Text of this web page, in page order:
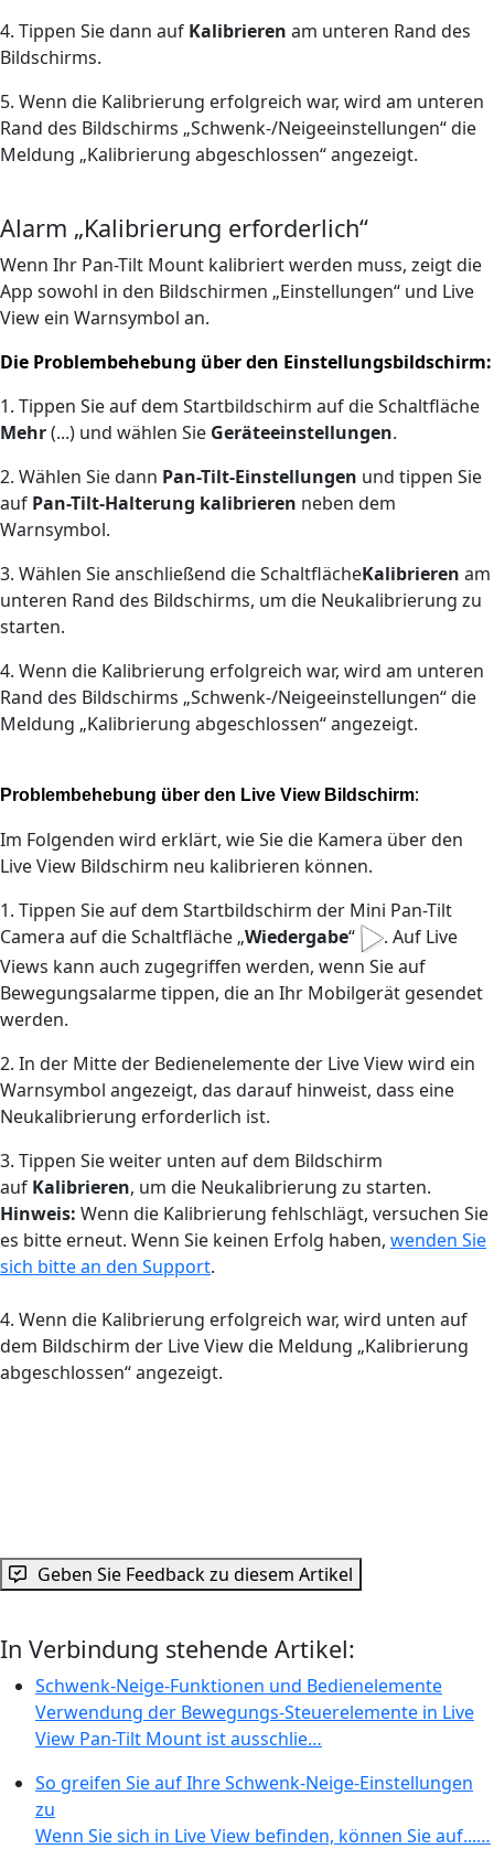
4. Tippen Sie dann auf Kalibrieren am unteren Rand des
Bildschirms.
5. Wenn die Kalibrierung erfolgreich war, wird am unteren
Rand des Bildschirms „Schwenk-/Neigeeinstellungen“ die
Meldung „Kalibrierung abgeschlossen“ angezeigt.
Alarm „Kalibrierung erforderlich“
Wenn Ihr Pan-Tilt Mount kalibriert werden muss, zeigt die
App sowohl in den Bildschirmen „Einstellungen“ und Live
View ein Warnsymbol an.
Die Problembehebung über den Einstellungsbildschirm:
1. Tippen Sie auf dem Startbildschirm auf die Schaltfläche
Mehr(...) und wählen Sie Geräteeinstellungen.
2. Wählen Sie dann Pan-Tilt-Einstellungen und tippen Sie
auf Pan-Tilt-Halterung kalibrieren neben dem
Warnsymbol.
3. Wählen Sie anschließend die SchaltflächeKalibrieren am
unteren Rand des Bildschirms, um die Neukalibrierung zu
starten.
4. Wenn die Kalibrierung erfolgreich war, wird am unteren
Rand des Bildschirms „Schwenk-/Neigeeinstellungen“ die
Meldung „Kalibrierung abgeschlossen“ angezeigt.
Problembehebung über den Live View Bildschirm:
Im Folgenden wird erklärt, wie Sie die Kamera über den
Live View Bildschirm neu kalibrieren können.
1. Tippen Sie auf dem Startbildschirm der Mini Pan-Tilt
Camera auf die Schaltfläche „Wiedergabe“
. Auf Live
Views kann auch zugegriffen werden, wenn Sie auf
Bewegungsalarme tippen, die an Ihr Mobilgerät gesendet
werden.
2. In der Mitte der Bedienelemente der Live View wird ein
Warnsymbol angezeigt, das darauf hinweist, dass eine
Neukalibrierung erforderlich ist.
3. Tippen Sie weiter unten auf dem Bildschirm
auf Kalibrieren, um die Neukalibrierung zu starten.
Hinweis: Wenn die Kalibrierung fehlschlägt, versuchen Sie
es bitte erneut. Wenn Sie keinen Erfolg haben, wenden Sie
sich bitte an den Support.
4. Wenn die Kalibrierung erfolgreich war, wird unten auf
dem Bildschirm der Live View die Meldung „Kalibrierung
abgeschlossen“ angezeigt.
Geben Sie Feedback zu diesem Artikel
In Verbindung stehende Artikel:
Schwenk-Neige-Funktionen und Bedienelemente
Verwendung der Bewegungs-Steuerelemente in Live
View Pan-Tilt Mount ist ausschlie…
So greifen Sie auf Ihre Schwenk-Neige-Einstellungen
zu
Wenn Sie sich in Live View befinden, können Sie auf...…